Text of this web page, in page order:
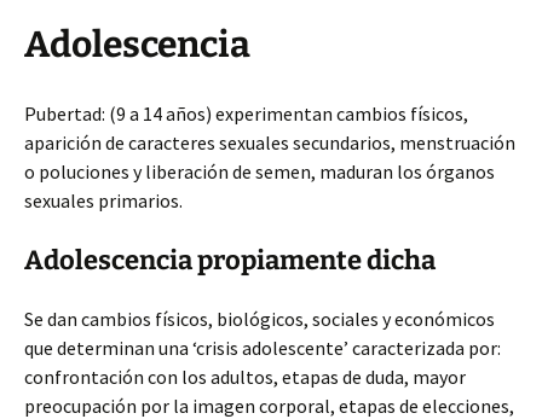
Adolescencia
Pubertad: (9 a 14 años) experimentan cambios físicos,
aparición de caracteres sexuales secundarios, menstruación
o poluciones y liberación de semen, maduran los órganos
sexuales primarios.
Adolescencia propiamente dicha
Se dan cambios físicos, biológicos, sociales y económicos
que determinan una ‘crisis adolescente’ caracterizada por:
confrontación con los adultos, etapas de duda, mayor
preocupación por la imagen corporal, etapas de elecciones,